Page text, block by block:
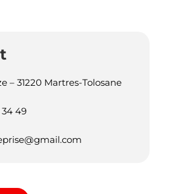
– 31220 Martres-Tolosane
34 49